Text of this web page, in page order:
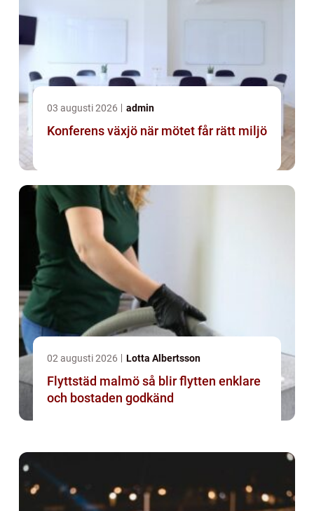
03 augusti 2026 admin
Konferens växjö när mötet får rätt miljö
02 augusti 2026 Lotta Albertsson
Flyttstäd malmö så blir flytten enklare
och bostaden godkänd